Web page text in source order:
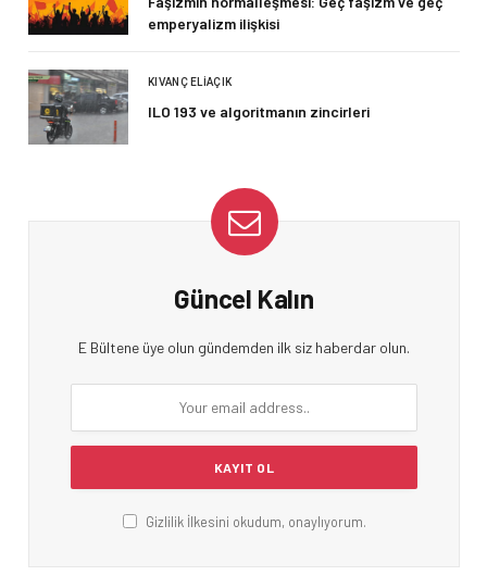
emperyalizm ilişkisi
KIVANÇ ELIAÇIK
ILO 193 ve algoritmanın zincirleri
Güncel Kalın
E Bültene üye olun gündemden ilk siz haberdar olun.
Gizlilik İlkesini okudum, onaylıyorum.